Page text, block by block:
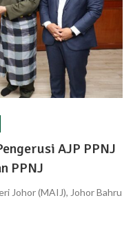
AJP PPNJ
PPNJ
Johor (MAIJ), Johor Bahru